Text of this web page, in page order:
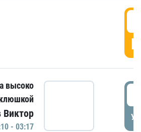
высоко
Виктор
- 03:17